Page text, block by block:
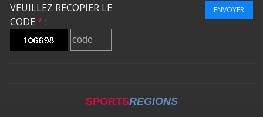
VEUILLEZ RECOPIER LE
CODE * :
ENVOYER
SPORTSREGIONS